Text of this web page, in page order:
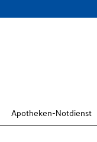
Apotheken-Notdienst